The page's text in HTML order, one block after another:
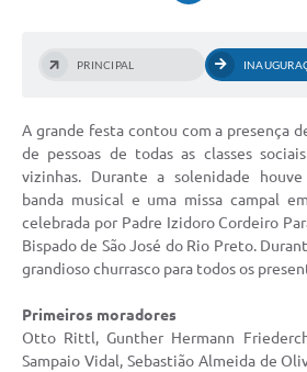
Prestação de Contas
Conselhos Municipais
Concursos
Arquivos para Download
Contas Públicas
PRINCIPAL
A grande festa contou com a presença
de pessoas de todas as classes
vizinhas. Durante a solenidade
banda musical e uma missa campal
celebrada por Padre Izidoro Cordeiro
Bispado de São José do Rio Preto.
grandioso churrasco para todos os
Primeiros moradores
Otto Rittl, Gunther Hermann
Sampaio Vidal, Sebastião Almeida de